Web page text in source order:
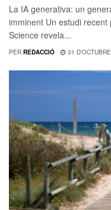
La IA generativa: un
imminent Un estudi
Science revela...
PER REDACCIÓ 31